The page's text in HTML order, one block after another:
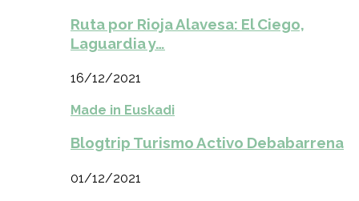
Ruta por Rioja Alavesa: El Ciego,
Laguardia y…
16/12/2021
Made in Euskadi
Blogtrip Turismo Activo Debabarrena
01/12/2021